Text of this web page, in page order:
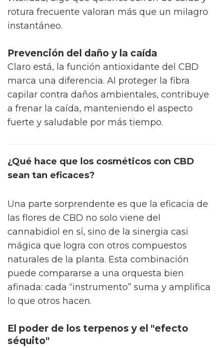
Reforzando el folículo piloso como si le
pusieran cimientos nuevos.
• Vitamina E: Un antioxidante ideal para
cuidar el cuero cabelludo en ambientes
agresivos.
Tendencias mundiales de salud y
bienestar para 2022
jugadores LGTB
La sequedad y descamación pasan a segundo
plano cuando estos elementos actúan juntos.
Además, el cabello parece recuperar grosor y
vitalidad, algo que quienes sufren de caída y
rotura frecuente valoran más que un milagro
instantáneo.
Prevención del daño y la caída
marca una diferencia. Al proteger la fibra
capilar contra daños ambientales, contribuye